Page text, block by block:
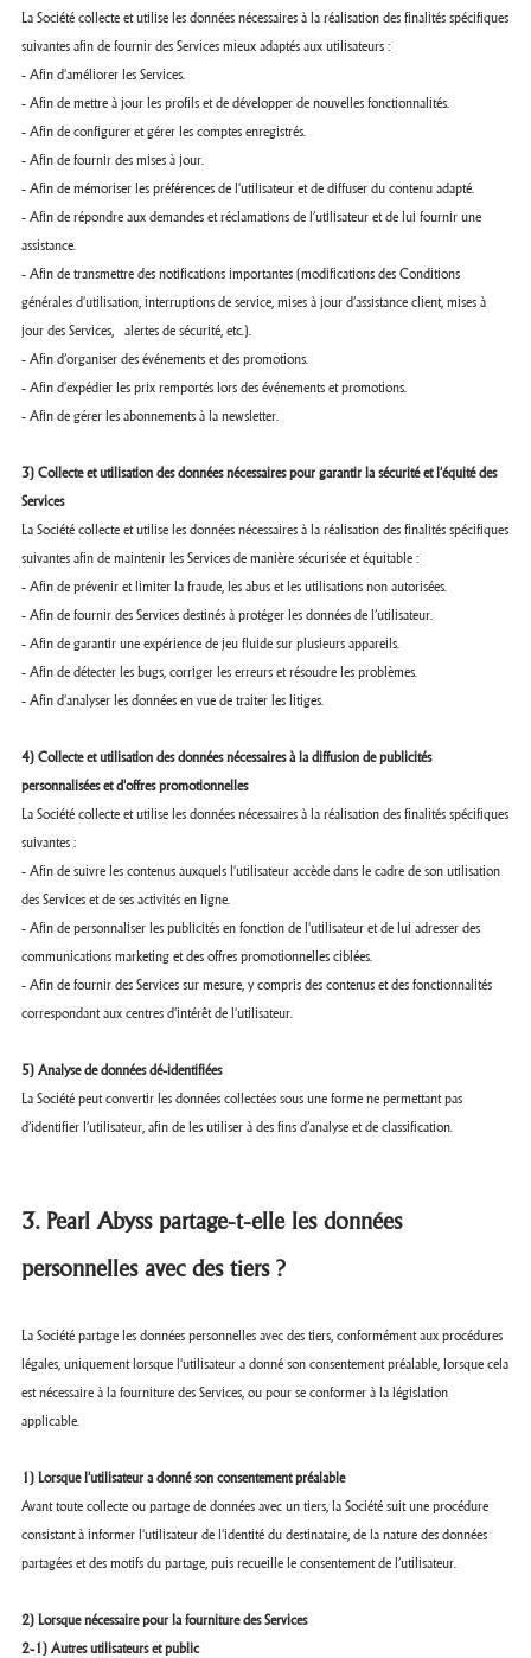
La Société collecte et utilise les données nécessaires à la réalisation des finalités spécifiques
suivantes afin de fournir des Services mieux adaptés aux utilisateurs :
- Afin d'améliorer les Services.
- Afin de mettre à jour les profils et de développer de nouvelles fonctionnalités.
- Afin de configurer et gérer les comptes enregistrés.
- Afin de fournir des mises à jour.
- Afin de mémoriser les préférences de l'utilisateur et de diffuser du contenu adapté.
- Afin de répondre aux demandes et réclamations de l’utilisateur et de lui fournir une
assistance.
- Afin de transmettre des notifications importantes (modifications des Conditions
générales d'utilisation, interruptions de service, mises à jour d’assistance client, mises à
jour des Services, alertes de sécurité, etc.).
- Afin d’organiser des événements et des promotions.
- Afin d'expédier les prix remportés lors des événements et promotions.
- Afin de gérer les abonnements à la newsletter.
3) Collecte et utilisation des données nécessaires pour garantir la sécurité et l'équité des
Services
La Société collecte et utilise les données nécessaires à la réalisation des finalités spécifiques
suivantes afin de maintenir les Services de manière sécurisée et équitable :
- Afin de prévenir et limiter la fraude, les abus et les utilisations non autorisées.
- Afin de fournir des Services destinés à protéger les données de l’utilisateur.
- Afin de garantir une expérience de jeu fluide sur plusieurs appareils.
- Afin de détecter les bugs, corriger les erreurs et résoudre les problèmes.
- Afin d'analyser les données en vue de traiter les litiges.
4) Collecte et utilisation des données nécessaires à la diffusion de publicités
personnalisées et d'offres promotionnelles
La Société collecte et utilise les données nécessaires à la réalisation des finalités spécifiques
suivantes :
- Afin de suivre les contenus auxquels l'utilisateur accède dans le cadre de son utilisation
des Services et de ses activités en ligne.
- Afin de personnaliser les publicités en fonction de l'utilisateur et de lui adresser des
communications marketing et des offres promotionnelles ciblées.
- Afin de fournir des Services sur mesure, y compris des contenus et des fonctionnalités
correspondant aux centres d'intérêt de l'utilisateur.
5) Analyse de données dé-identifiées
La Société peut convertir les données collectées sous une forme ne permettant pas
d’identifier l’utilisateur, afin de les utiliser à des fins d’analyse et de classification.
3. Pearl Abyss partage-t-elle les données
personnelles avec des tiers ?
La Société partage les données personnelles avec des tiers, conformément aux procédures
légales, uniquement lorsque l'utilisateur a donné son consentement préalable, lorsque cela
est nécessaire à la fourniture des Services, ou pour se conformer à la législation
applicable.
1) Lorsque l'utilisateur a donné son consentement préalable
Avant toute collecte ou partage de données avec un tiers, la Société suit une procédure
consistant à informer l'utilisateur de l'identité du destinataire, de la nature des données
partagées et des motifs du partage, puis recueille le consentement de l’utilisateur.
2) Lorsque nécessaire pour la fourniture des Services
2-1) Autres utilisateurs et public